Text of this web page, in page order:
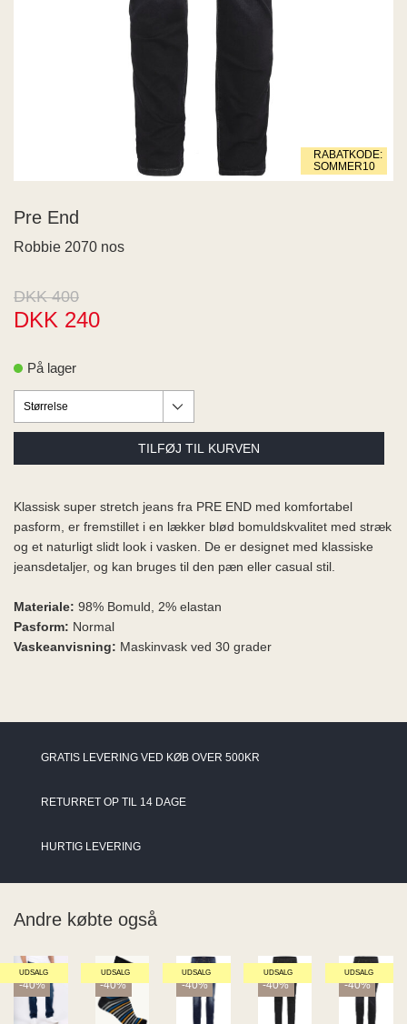
Living
JDY
M
RABATKODE:
SOMMER10
Pre End
Robbie 2070 nos
DKK 400
DKK 240
På lager
Klassisk super stretch jeans fra PRE END med komfortabel
pasform, er fremstillet i en lækker blød bomuldskvalitet med stræk
og et naturligt slidt look i vasken. De er designet med klassiske
jeansdetaljer, og kan bruges til den pæn eller casual stil.
Materiale: 98% Bomuld, 2% elastan
Pasform: Normal
Vaskeanvisning: Maskinvask ved 30 grader
GRATIS LEVERING VED KØB OVER 500KR
RETURRET OP TIL 14 DAGE
HURTIG LEVERING
Andre købte også
UDSALG
-40%
UDSALG
-40%
UDSALG
-40%
UDSALG
-40%
UDSALG
-40%